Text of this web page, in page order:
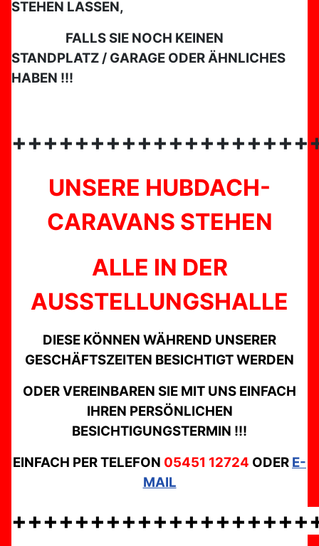
STEHEN LASSEN,
FALLS SIE NOCH KEINEN
STANDPLATZ / GARAGE ODER ÄHNLICHES
HABEN !!!
UNSERE HUBDACH-
CARAVANS STEHEN
ALLE IN DER
AUSSTELLUNGSHALLE
DIESE KÖNNEN WÄHREND UNSERER
GESCHÄFTSZEITEN BESICHTIGT WERDEN
ODER VEREINBAREN SIE MIT UNS EINFACH
IHREN PERSÖNLICHEN
BESICHTIGUNGSTERMIN !!!
EINFACH PER TELEFON 05451 12724 ODER E-
MAIL